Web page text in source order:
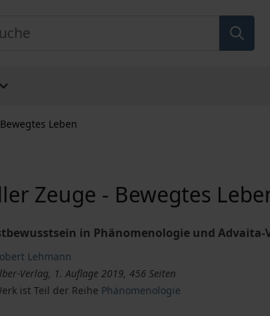
Leben
Zeuge - Bewegtes
in Phänomenologie und Advaita-
Lehmann
Verlag, 1. Auflage 2019, 456 Seiten
ist Teil der Reihe Phänomenologie